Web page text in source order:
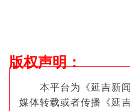
版权声明：
本平台为《延吉新闻
媒体转载或者传播《延